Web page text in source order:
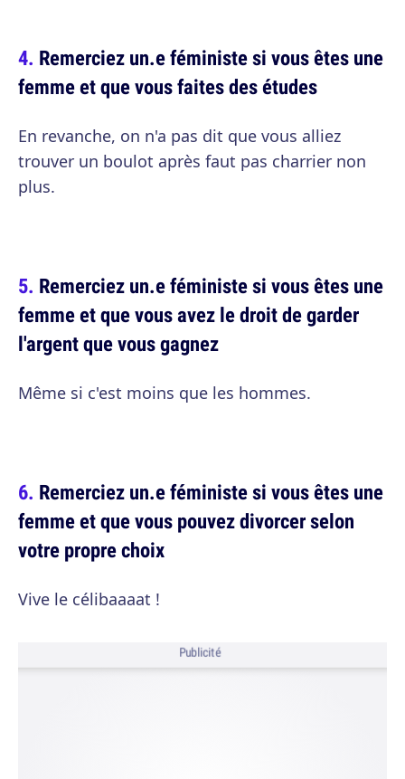
Remerciez un.e féministe si vous êtes une
femme et que vous faites des études
En revanche, on n'a pas dit que vous alliez
trouver un boulot après faut pas charrier non
plus.
Remerciez un.e féministe si vous êtes une
femme et que vous avez le droit de garder
l'argent que vous gagnez
Même si c'est moins que les hommes.
Remerciez un.e féministe si vous êtes une
femme et que vous pouvez divorcer selon
votre propre choix
Vive le célibaaaat !
Publicité